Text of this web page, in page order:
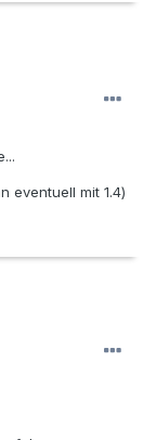
eventuell mit 1.4)